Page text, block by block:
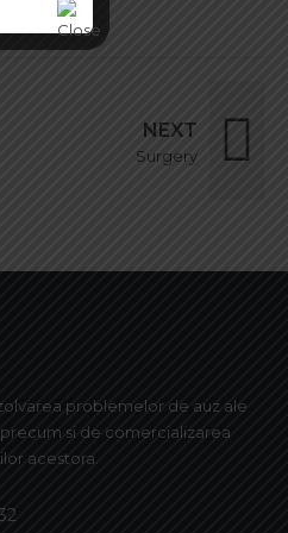
NEXT
Surgery
problemelor de auz ale
si de comercializarea
acestora.